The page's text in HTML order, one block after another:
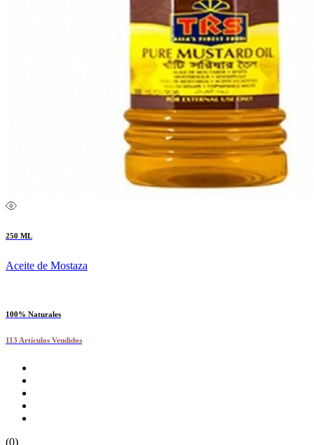
250 ML
Aceite de Mostaza
100% Naturales
113 Artículos Vendidos
(0)